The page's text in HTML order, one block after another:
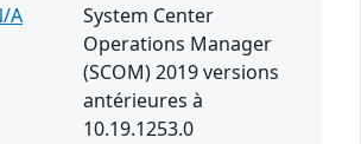
A
System Center
Operations Manager
(SCOM) 2019 versions
antérieures à
10.19.1253.0